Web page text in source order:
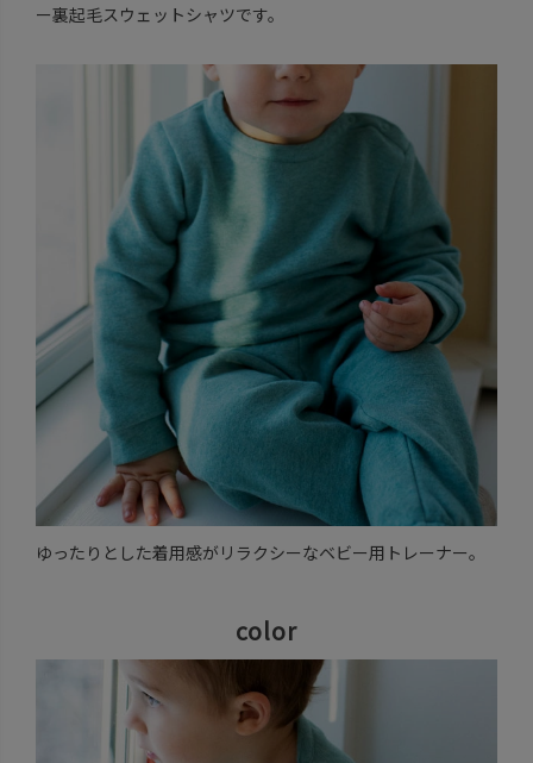
ー裏起毛スウェットシャツです。
ゆったりとした着用感がリラクシーなベビー用トレーナー。
color